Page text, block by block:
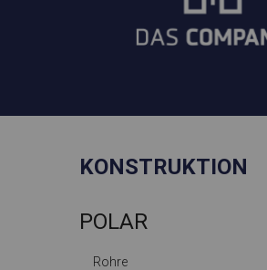
KONSTRUKTION
POLAR
Rohre